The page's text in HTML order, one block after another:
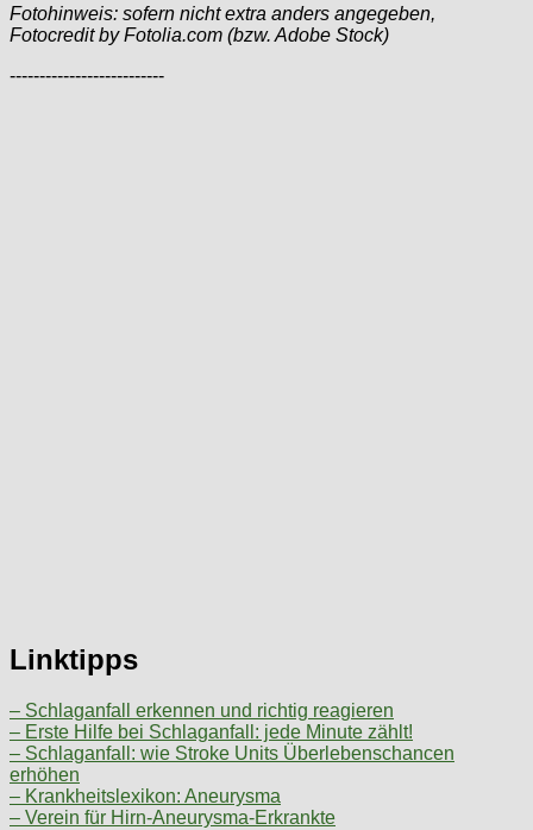
Fotohinweis: sofern nicht extra anders angegeben,
Fotocredit by Fotolia.com (bzw. Adobe Stock)
--------------------------
Linktipps
– Schlaganfall erkennen und richtig reagieren
– Erste Hilfe bei Schlaganfall: jede Minute zählt!
– Schlaganfall: wie Stroke Units Überlebenschancen
erhöhen
– Krankheitslexikon: Aneurysma
– Verein für Hirn-Aneurysma-Erkrankte